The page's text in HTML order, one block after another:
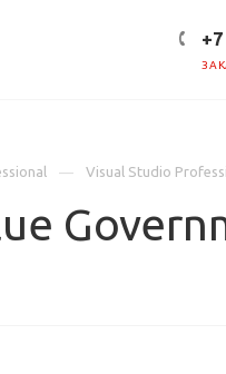
Visual Studio